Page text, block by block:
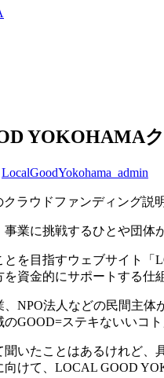
YOKOHAMA
LocalGoodYokohama_admin
ラウドファンディング説
業に挑戦するひとや団体
を目指すウェブサイト
資金的にサポートする仕
NPO法人などの民間主
GOOD=ステキないいコ
聞いたことはあるけれど
けて、LOCAL GOOD